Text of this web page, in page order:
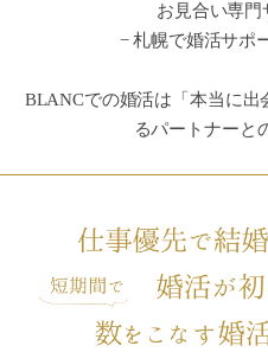
お見合い専
− 札幌で婚活サポ
BLANCでの婚活は「本当に出
るパートナーと